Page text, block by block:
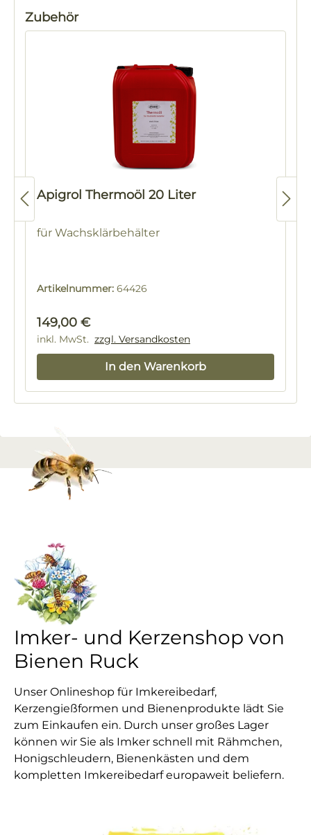
Produktgalerie überspringen
Zubehör
Apigrol Thermoöl 20 Liter
für Wachsklärbehälter
Artikelnummer: 64426
Regulärer Preis:
149,00 €
inkl. MwSt. zzgl. Versandkosten
In den Warenkorb
Imker- und Kerzenshop von
Bienen Ruck
Unser Onlineshop für Imkereibedarf,
Kerzengießformen und Bienenprodukte lädt Sie
zum Einkaufen ein. Durch unser großes Lager
können wir Sie als Imker schnell mit Rähmchen,
Honigschleudern, Bienenkästen und dem
kompletten Imkereibedarf europaweit beliefern.